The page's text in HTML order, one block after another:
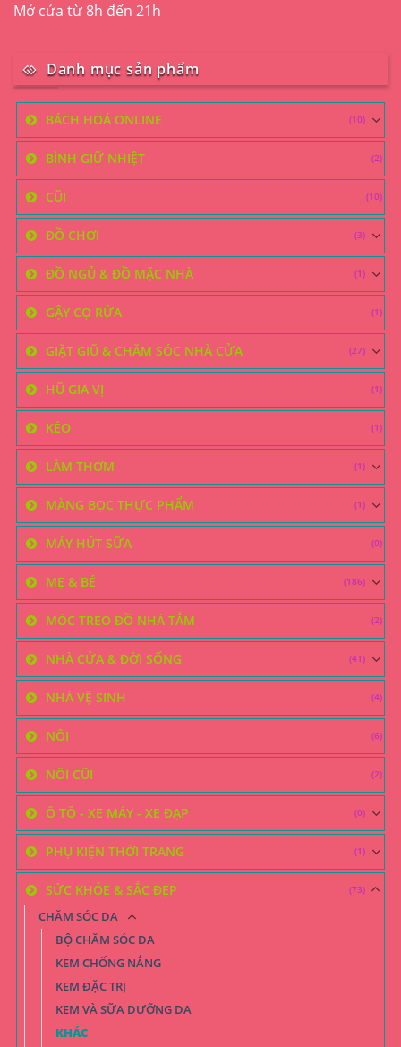
Mở cửa từ 8h đến 21h
Danh mục sản phẩm
BÁCH HOÁ ONLINE (10)
BÌNH GIỮ NHIỆT (2)
CŨI (10)
ĐỒ CHƠI (3)
ĐỒ NGỦ & ĐỒ MẶC NHÀ (1)
GẬY CỌ RỬA (1)
GIẶT GIŨ & CHĂM SÓC NHÀ CỬA (27)
HŨ GIA VỊ (1)
KÉO (1)
LÀM THƠM (1)
MÀNG BỌC THỰC PHẨM (1)
MÁY HÚT SỮA (0)
MẸ & BÉ (186)
MÓC TREO ĐỒ NHÀ TẮM (2)
NHÀ CỬA & ĐỜI SỐNG (41)
NHÀ VỆ SINH (4)
NÔI (6)
NÔI CŨI (2)
Ô TÔ - XE MÁY - XE ĐẠP (0)
PHỤ KIỆN THỜI TRANG (1)
SỨC KHỎE & SẮC ĐẸP (73)
CHĂM SÓC DA
BỘ CHĂM SÓC DA
KEM CHỐNG NẮNG
KEM ĐẶC TRỊ
KEM VÀ SỮA DƯỠNG DA
KHÁC